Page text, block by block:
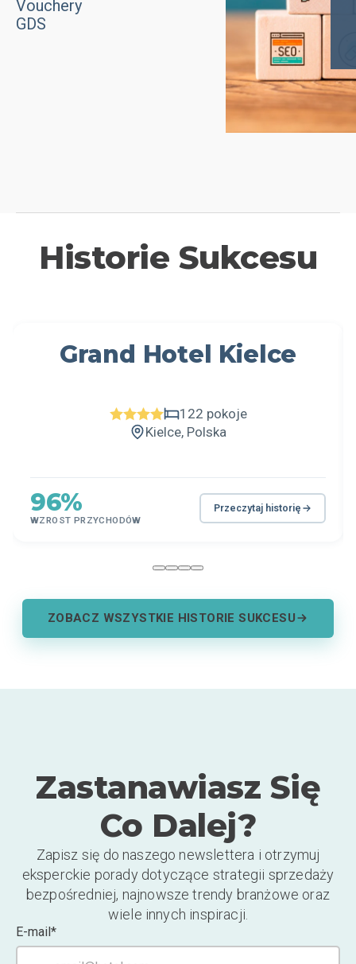
Vouchery
GDS
Historie Sukcesu
Grand Hotel Kielce
122 pokoje
Kielce, Polska
96%
WZROST PRZYCHODÓW
Przeczytaj historię
ZOBACZ WSZYSTKIE HISTORIE SUKCESU
Zastanawiasz Się
Co Dalej?
Zapisz się do naszego newslettera i otrzymuj
eksperckie porady dotyczące strategii sprzedaży
bezpośredniej, najnowsze trendy branżowe oraz
wiele innych inspiracji.
E-mail*